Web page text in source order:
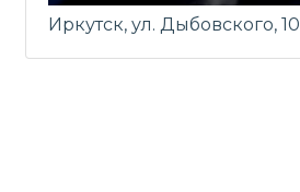
Иркутск, ул. Дыбовского, 10